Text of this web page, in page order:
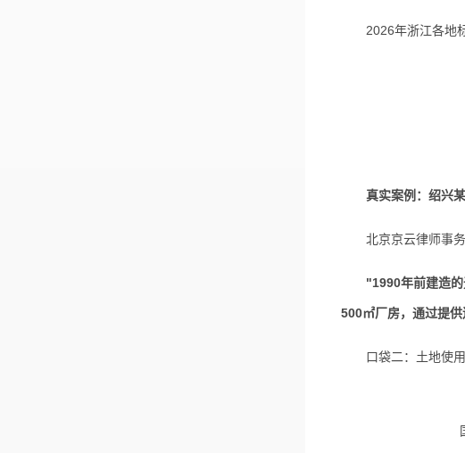
2026年浙江各地标
真实案例：绍兴
北京京云律师事务
"1990年前建造
500㎡厂房，通过提
口袋二：土地使用